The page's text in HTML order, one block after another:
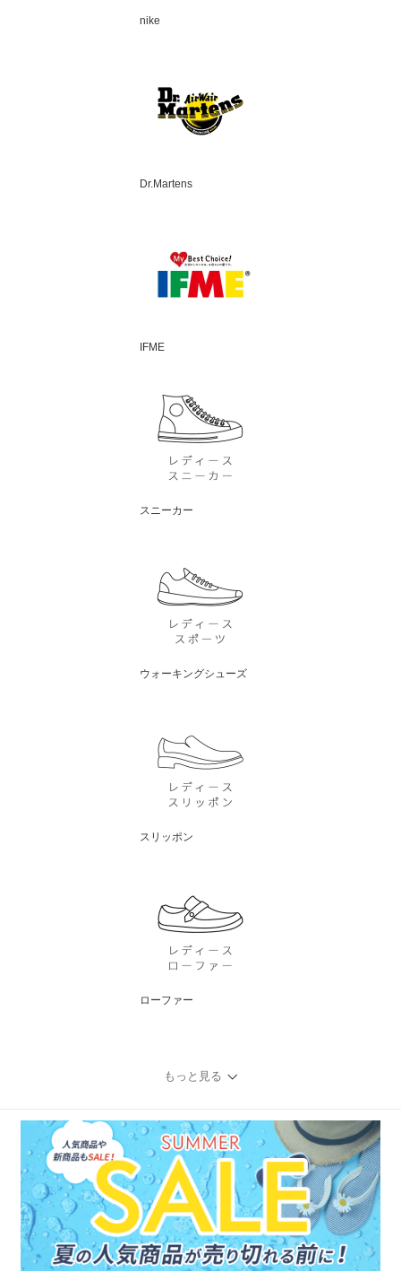
nike
Dr.Martens
IFME
スニーカー
ウォーキングシューズ
スリッポン
ローファー
もっと見る